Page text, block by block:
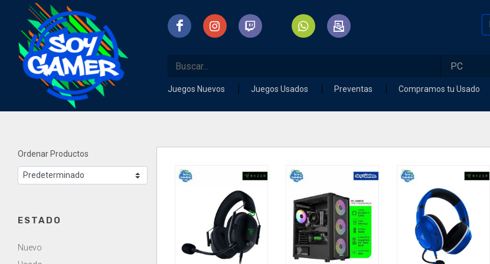
Juegos Nuevos Juegos Usados Preventas Compramos tu Usado
Ordenar Productos
ESTADO
Nuevo